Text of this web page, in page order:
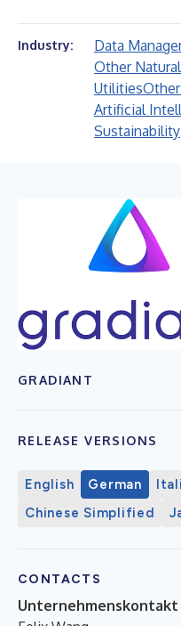
Industry: Data
Other
Utilities
Artificial
Sustainability
GRADIANT
RELEASE VERSIONS
English German
Chinese Simplified
CONTACTS
Unternehmenskontakt